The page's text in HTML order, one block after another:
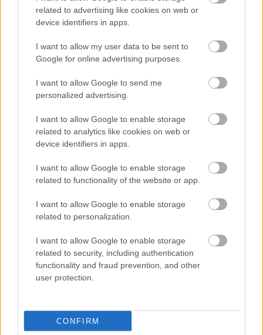
related to advertising like cookies on web or
device identifiers in apps.
I want to allow my user data to be sent to
Google for online advertising purposes.
I want to allow Google to send me
personalized advertising.
I want to allow Google to enable storage
related to analytics like cookies on web or
device identifiers in apps.
I want to allow Google to enable storage
related to functionality of the website or app.
I want to allow Google to enable storage
related to personalization.
I want to allow Google to enable storage
related to security, including authentication
functionality and fraud prevention, and other
user protection.
CONFIRM
Nemrég írtunkMakó Dávid, vagyisThe Devil's
Traderemek második szólólemezéről. Az új klip egy
Magyar Dániel
munkája. Az erős dalhoz illő, erős képi világú videó
igen kalandos módon jött össze,
Facebook, legközelebbi koncert:november 2.,
Robot.